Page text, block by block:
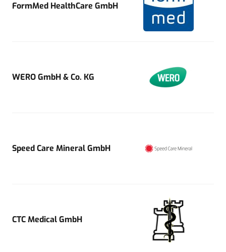
FormMed HealthCare GmbH
WERO GmbH & Co. KG
Speed Care Mineral GmbH
CTC Medical GmbH